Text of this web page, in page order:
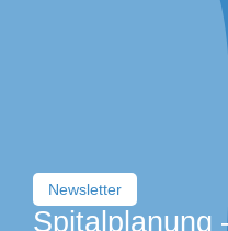
Newsletter
Spitalplanung